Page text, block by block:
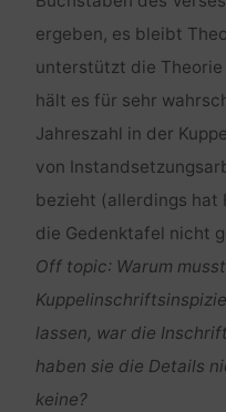
ergeben, es bleibt
unterstützt die
hält es für sehr
Jahreszahl in der
von
bezieht (allerdings hat
die Gedenktafel nicht
Off topic: Warum
lassen, war die
haben sie die Details
keine?